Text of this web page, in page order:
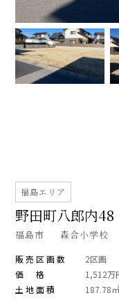
福島エリア
野田町八郎内48
福島市 森合小学校
販売区画数
2区画
価 格
1,512万
土地面積
187.78